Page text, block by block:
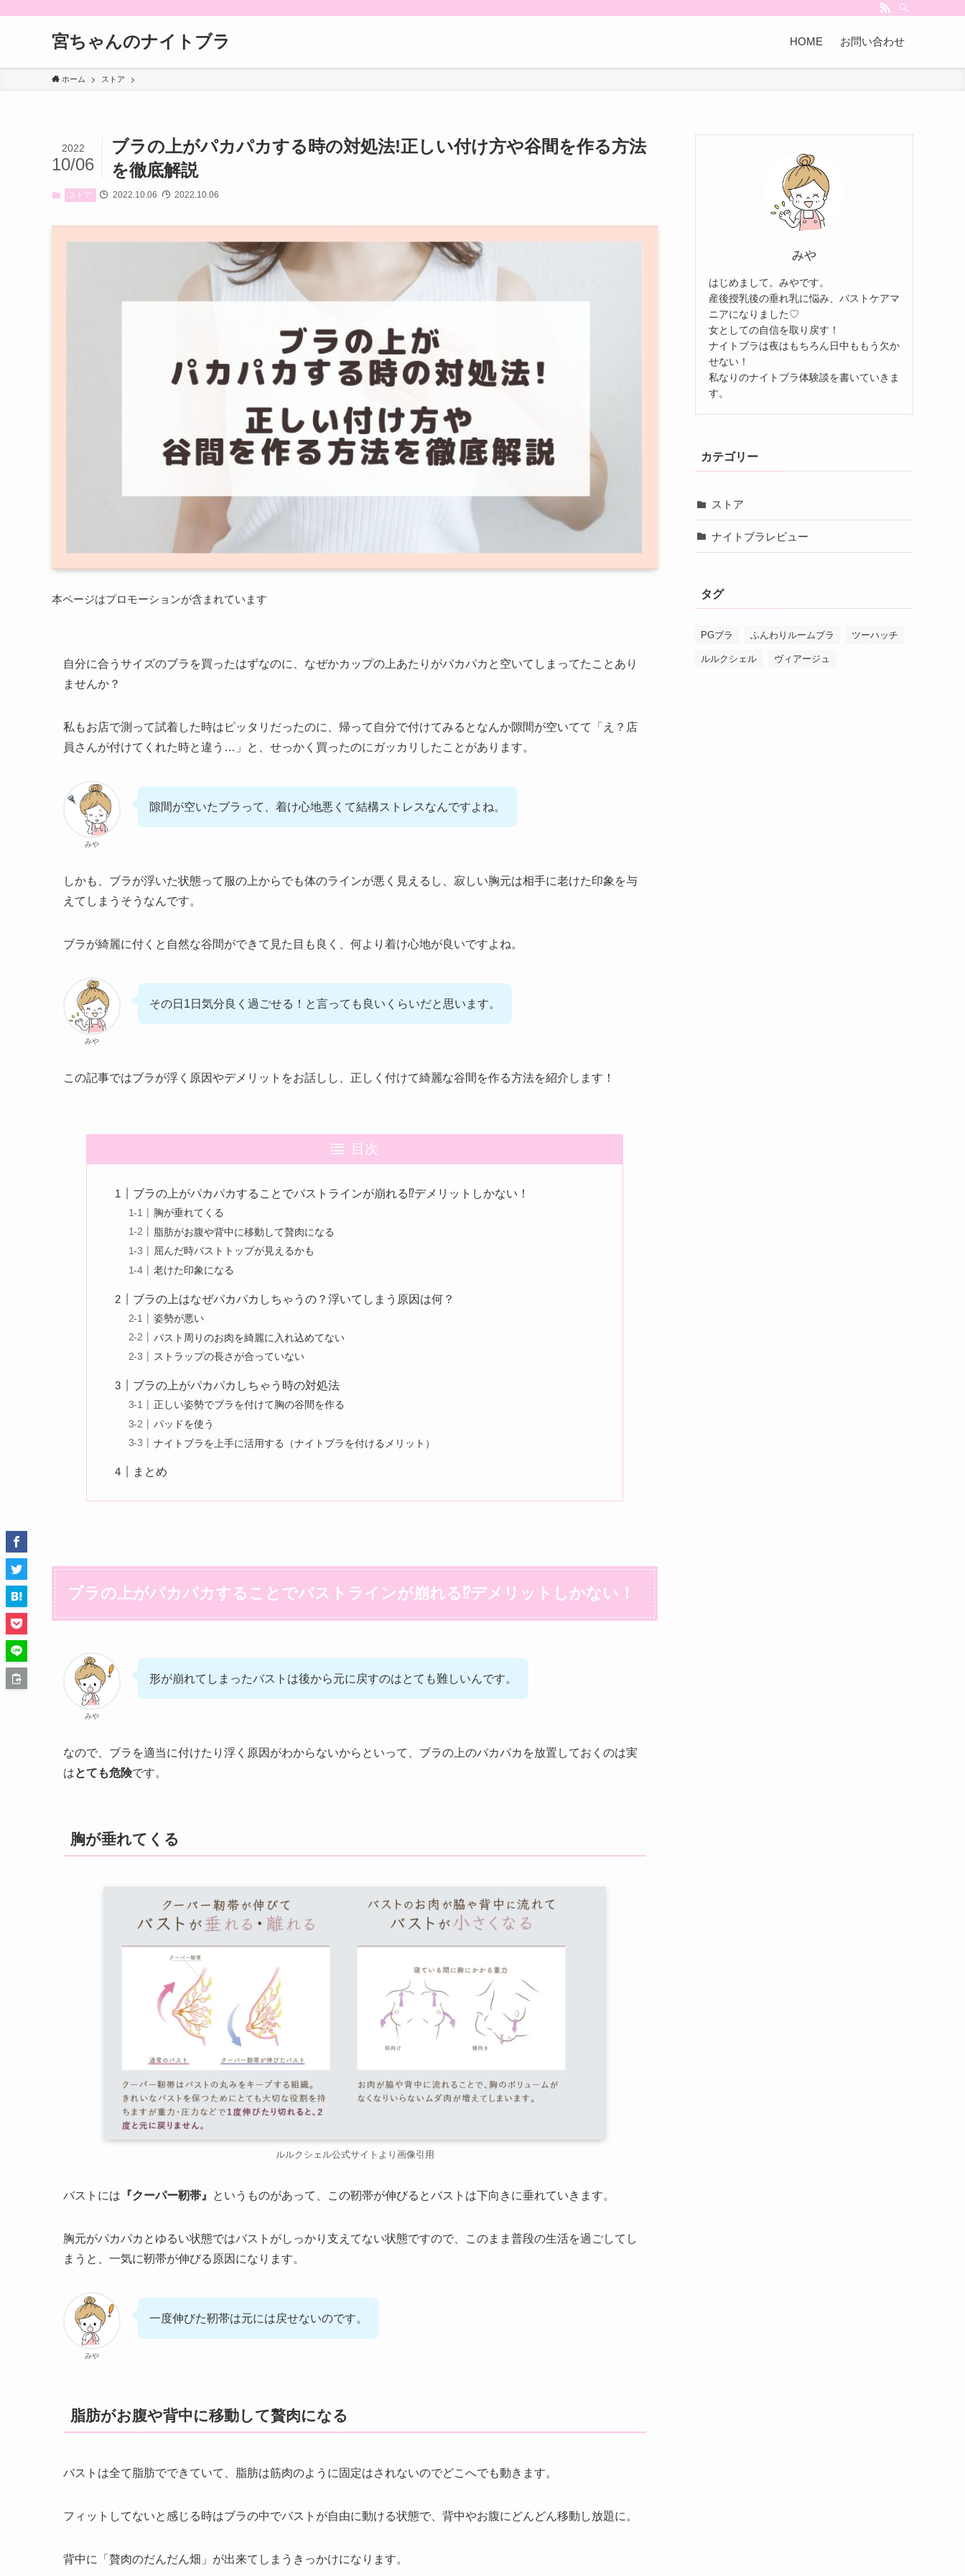
宮ちゃんのナイトブラ HOME お問い合わせ
ホーム ストア
ブラの上がパカパカする時の対処法!正しい付け方や谷間を作る方法
を徹底解説
2022
10/06
ストア 2022.10.06 2022.10.06
本ページはプロモーションが含まれています
自分に合うサイズのブラを買ったはずなのに、なぜかカップの上あたりがパカパカと空いてしまってたことあり
ませんか？
私もお店で測って試着した時はピッタリだったのに、帰って自分で付けてみるとなんか隙間が空いてて「え？店
員さんが付けてくれた時と違う…」と、せっかく買ったのにガッカリしたことがあります。
みや
隙間が空いたブラって、着け心地悪くて結構ストレスなんですよね。
しかも、ブラが浮いた状態って服の上からでも体のラインが悪く見えるし、寂しい胸元は相手に老けた印象を与
えてしまうそうなんです。
ブラが綺麗に付くと自然な谷間ができて見た目も良く、何より着け心地が良いですよね。
みや
その日1日気分良く過ごせる！と言っても良いくらいだと思います。
この記事ではブラが浮く原因やデメリットをお話しし、正しく付けて綺麗な谷間を作る方法を紹介します！
目次
ブラの上がパカパカすることでバストラインが崩れる⁉デメリットしかない！
胸が垂れてくる
脂肪がお腹や背中に移動して贅肉になる
屈んだ時バストトップが見えるかも
老けた印象になる
ブラの上はなぜパカパカしちゃうの？浮いてしまう原因は何？
姿勢が悪い
バスト周りのお肉を綺麗に入れ込めてない
ストラップの長さが合っていない
ブラの上がパカパカしちゃう時の対処法
正しい姿勢でブラを付けて胸の谷間を作る
パッドを使う
ナイトブラを上手に活用する（ナイトブラを付けるメリット）
まとめ
ブラの上がパカパカすることでバストラインが崩れる⁉デメリットしかない！
みや
形が崩れてしまったバストは後から元に戻すのはとても難しいんです。
なので、ブラを適当に付けたり浮く原因がわからないからといって、ブラの上のパカパカを放置しておくのは実
はとても危険です。
胸が垂れてくる
ルルクシェル公式サイトより画像引用
バストには 『クーパー靭帯』 というものがあって、この靭帯が伸びるとバストは下向きに垂れていきます。
胸元がパカパカとゆるい状態ではバストがしっかり支えてない状態ですので、このまま普段の生活を過ごしてし
まうと、一気に靭帯が伸びる原因になります。
みや
一度伸びた靭帯は元には戻せないのです。
脂肪がお腹や背中に移動して贅肉になる
バストは全て脂肪でできていて、脂肪は筋肉のように固定はされないのでどこへでも動きます。
フィットしてないと感じる時はブラの中でバストが自由に動ける状態で、背中やお腹にどんどん移動し放題に。
背中に「贅肉のだんだん畑」が出来てしまうきっかけになります。
みや
はじめまして。みやです。
産後授乳後の垂れ乳に悩み、バストケアマ
ニアになりました♡
女としての自信を取り戻す！
ナイトブラは夜はもちろん日中ももう欠か
せない！
私なりのナイトブラ体験談を書いていきま
す。
カテゴリー
ストア
ナイトブラレビュー
タグ
PGブラ ふんわりルームブラ ツーハッチ
ルルクシェル ヴィアージュ